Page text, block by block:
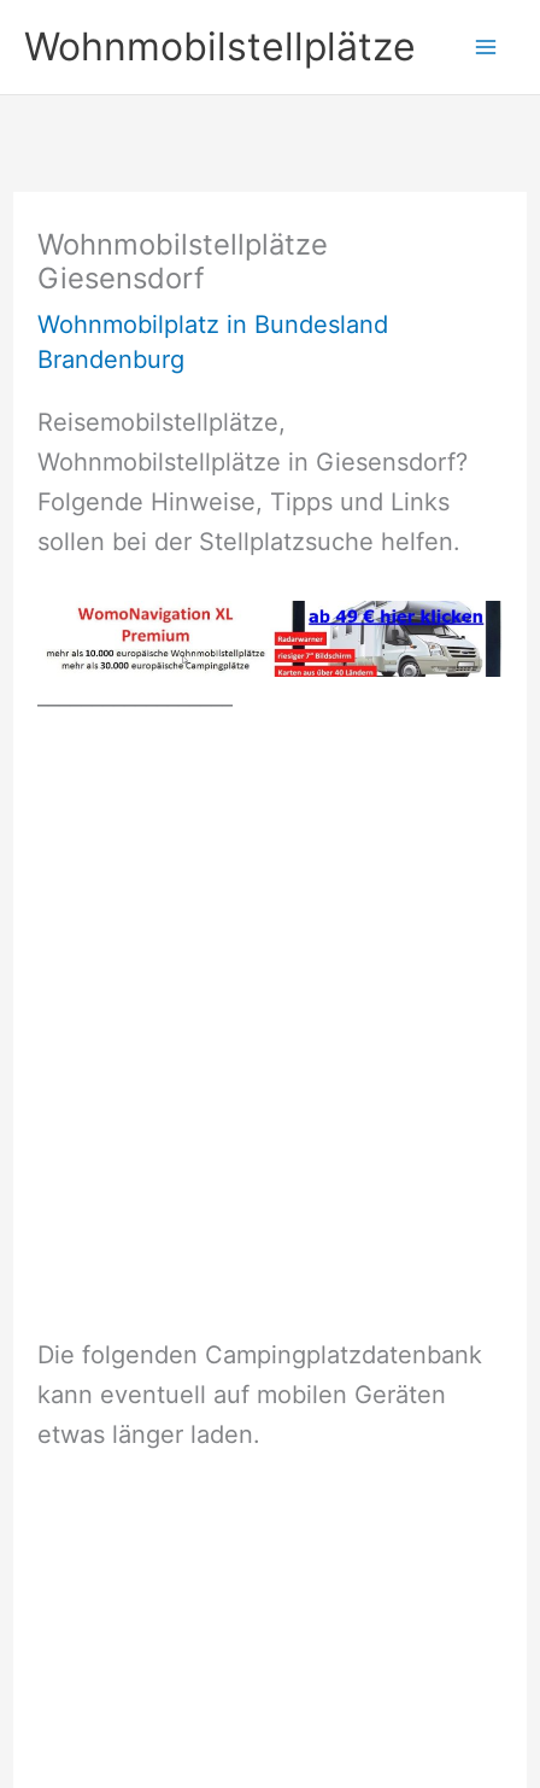
Inhalt
springen
Wohnmobilstellplätze
Wohnmobilstellplätze
Giesensdorf
Wohnmobilplatz in Bundesland
Brandenburg
Reisemobilstellplätze,
Wohnmobilstellplätze in Giesensdorf?
Folgende Hinweise, Tipps und Links
sollen bei der Stellplatzsuche helfen.
Die folgenden Campingplatzdatenbank
kann eventuell auf mobilen Geräten
etwas länger laden.